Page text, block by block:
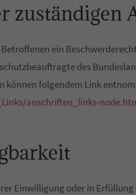
zuständigen
ein
des
folgendem Link
anschriften_links-
Einwilligung oder in